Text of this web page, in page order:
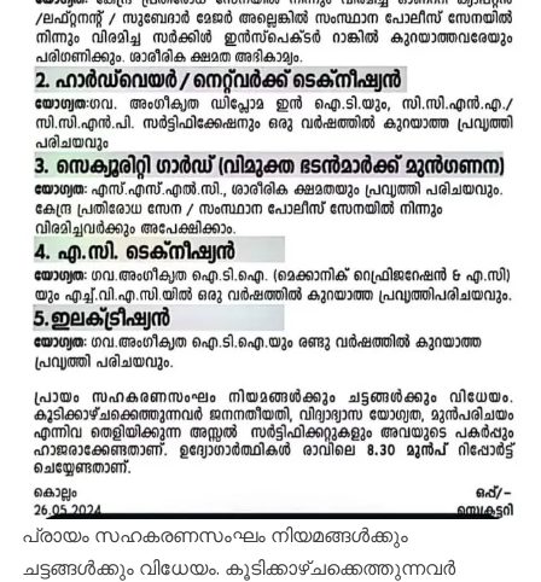
പ്രായം സഹകരണസംഘം നിയമങ്ങൾക്കും
ചട്ടങ്ങൾക്കും വിധേയം. കൂടിക്കാഴ്ച‌ക്കെത്തുന്നവർ